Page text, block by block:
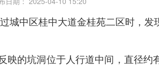
城中区桂中大道金桂苑二区时，发
的坑洞位于人行道中间，直径约